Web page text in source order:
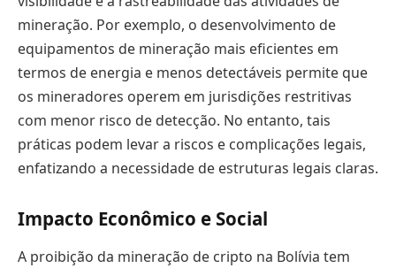
mineração. Por exemplo, o desenvolvimento de
equipamentos de mineração mais eficientes em
termos de energia e menos detectáveis permite que
os mineradores operem em jurisdições restritivas
com menor risco de detecção. No entanto, tais
práticas podem levar a riscos e complicações legais,
enfatizando a necessidade de estruturas legais claras.
Impacto Econômico e Social
A proibição da mineração de cripto na Bolívia tem